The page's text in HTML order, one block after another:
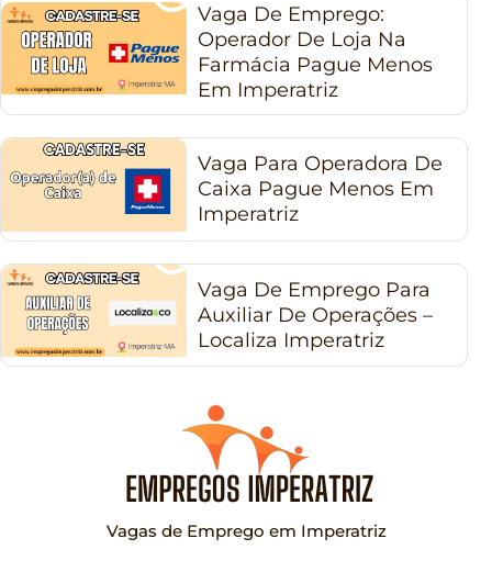
Vaga De Emprego:
Operador De Loja Na
Farmácia Pague Menos
Em Imperatriz
Vaga Para Operadora De
Caixa Pague Menos Em
Imperatriz
Vaga De Emprego Para
Auxiliar De Operações –
Localiza Imperatriz
Vagas de Emprego em Imperatriz